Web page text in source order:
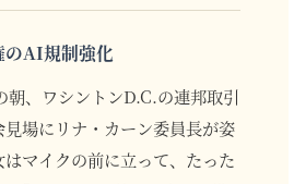
のAI規制強化
、ワシントンD.C.の連邦取引
場にリナ・カーン委員長が姿
マイクの前に立って、たった